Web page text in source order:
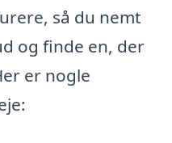
så du nemt
og finde en, der
er nogle